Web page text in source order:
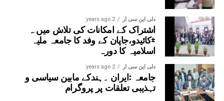
دلی این سی آر 2 years ago
اشتراک کے امکانات کی تلاش میں ہ
±کائیدو،جاپان کے وفد کا جامعہ ملیہ
اسلامیہ کا دورہ
دلی این سی آر 2 years ago
جامعہ :ایران ۔ہندکے مابین سیاسی و
تہذیبی تعلقات پر پروگرام